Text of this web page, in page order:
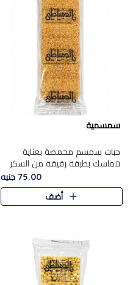
سمسمية
حبات سمسم محمصة بعناية
تتماسك بطبقة رقيقة من السكر
المكرمل، لتقدم طعم السمسم
المميز وقرمشتة التي ارتبطت ببهجة
المولد عبر الأجيال.
75.00 جنيه
أضف